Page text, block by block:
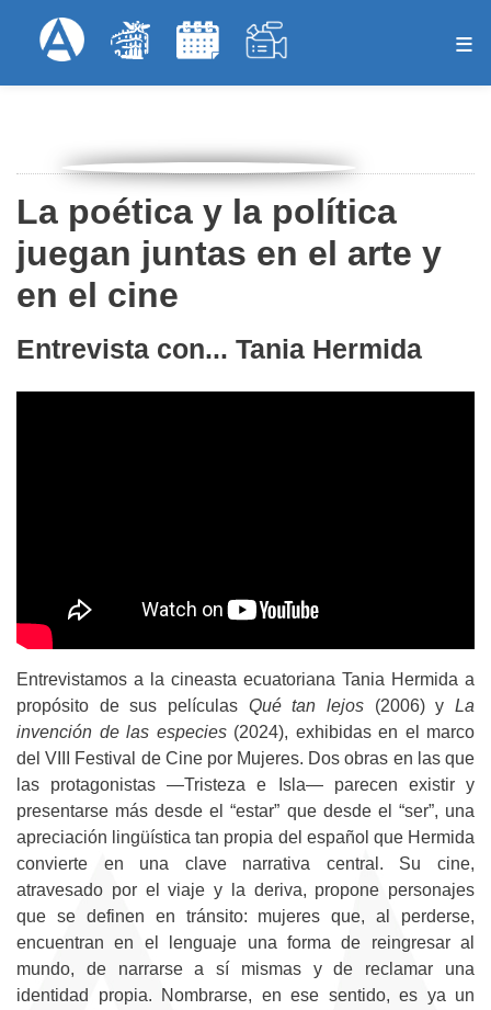
al
Menú Superior
La poética y la política
juegan juntas en el arte y
en el cine
Entrevista con... Tania Hermida
Entrevistamos a la cineasta ecuatoriana Tania Hermida a
propósito de sus películas Qué tan lejos (2006) yLa
invención de las especies(2024), exhibidas en el marco
del VIII Festival de Cine por Mujeres. Dos obras en las que
las protagonistas —Tristeza e Isla— parecen existir y
presentarse más desde el “estar” que desde el “ser”, una
apreciación lingüística tan propia del español que Hermida
convierte en una clave narrativa central. Su cine,
atravesado por el viaje y la deriva, propone personajes
que se definen en tránsito: mujeres que, al perderse,
encuentran en el lenguaje una forma de reingresar al
mundo, de narrarse a sí mismas y de reclamar una
identidad propia. Nombrarse, en ese sentido, es ya un